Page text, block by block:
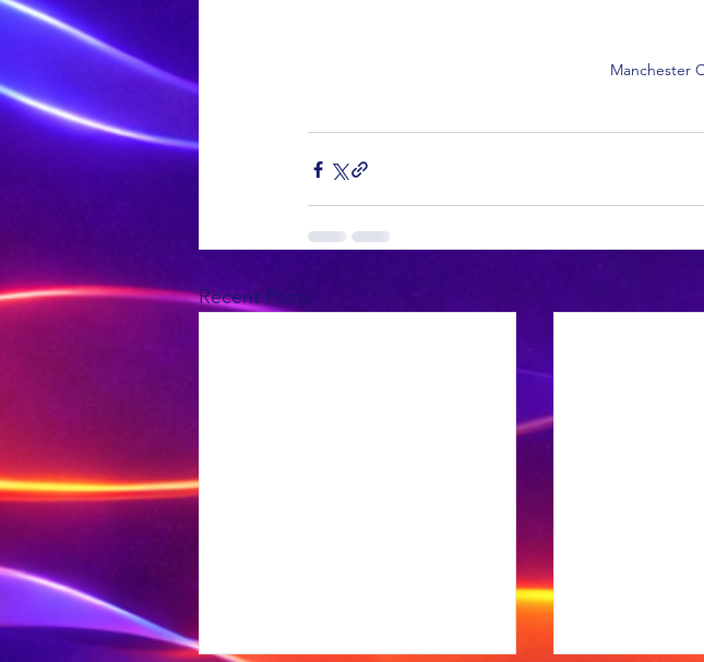
Manchester
Recent Posts